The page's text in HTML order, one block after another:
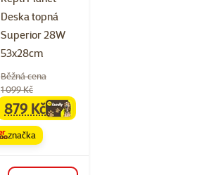
Deska topná
Superior 28W
53x28cm
Běžná cena
1 099 Kč
familycena
879 Kč
značka